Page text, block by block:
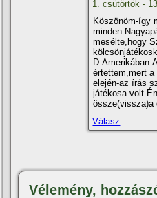
1. csütörtök -
Köszönöm-í­gy
mesélte,hogy
értettem,mert
elején-az í­rás
játékosa
össze(vissza)a
Válasz
Vélemény,